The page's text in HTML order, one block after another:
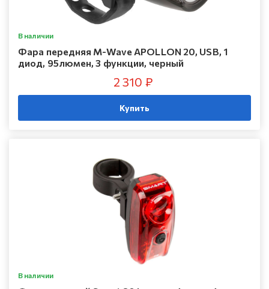
В наличии
Фара передняя M-Wave APOLLON 20, USB, 1
диод, 95люмен, 3 функции, черный
2 310 ₽
Купить
В наличии